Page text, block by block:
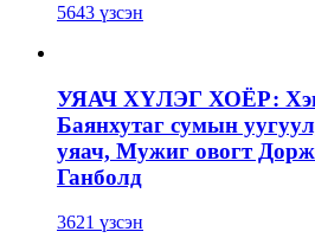
5643 үзсэн
УЯАЧ ХҮЛЭГ ХОЁР:
Баянхутаг сумын
уяач, Мужиг овогт
Ганболд
3621 үзсэн